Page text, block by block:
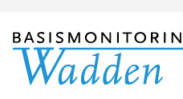
op
deze
website